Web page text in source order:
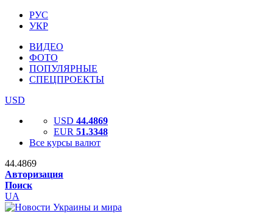
РУС
УКР
ВИДЕО
ФОТО
ПОПУЛЯРНЫЕ
СПЕЦПРОЕКТЫ
USD
USD 44.4869
EUR 51.3348
Все курсы валют
44.4869
Авторизация
Поиск
UA